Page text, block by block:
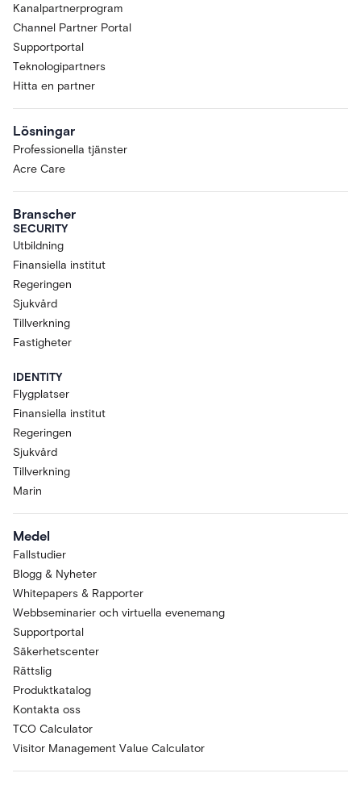
Kanalpartnerprogram
Channel Partner Portal
Supportportal
Teknologipartners
Hitta en partner
Lösningar
Professionella tjänster
Acre Care
Branscher
SECURITY
Utbildning
Finansiella institut
Regeringen
Sjukvård
Tillverkning
Fastigheter
IDENTITY
Flygplatser
Finansiella institut
Regeringen
Sjukvård
Tillverkning
Marin
Medel
Fallstudier
Blogg & Nyheter
Whitepapers & Rapporter
Webbseminarier och virtuella evenemang
Supportportal
Säkerhetscenter
Rättslig
Produktkatalog
Kontakta oss
TCO Calculator
Visitor Management Value Calculator